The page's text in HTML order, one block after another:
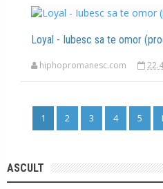
Loyal - Iubesc sa te omor
hiphopromanesc.com
1 2 3 4 5
ASCULT